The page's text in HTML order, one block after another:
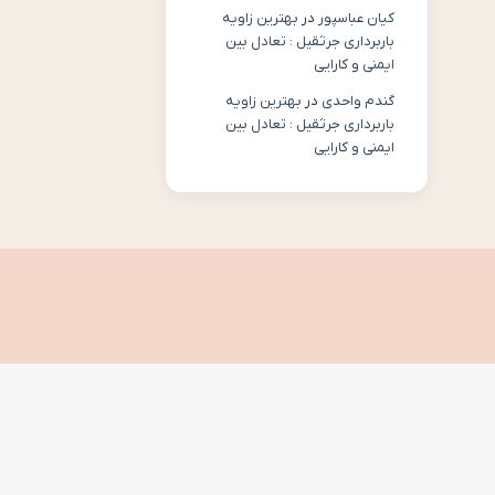
کیان عباسپور در بهترین زاویه
باربرداری جرثقیل : تعادل بین
ایمنی و کارایی
گندم واحدی در بهترین زاویه
باربرداری جرثقیل : تعادل بین
ایمنی و کارایی